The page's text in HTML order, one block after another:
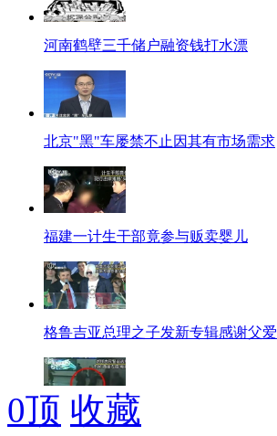
河南鹤壁三千储户融资钱打水漂
北京"黑"车屡禁不止因其有市场需求
福建一计生干部竟参与贩卖婴儿
格鲁吉亚总理之子发新专辑感谢父爱
地铁乘客伸脚绊倒逃犯助警察擒贼
0顶 收藏